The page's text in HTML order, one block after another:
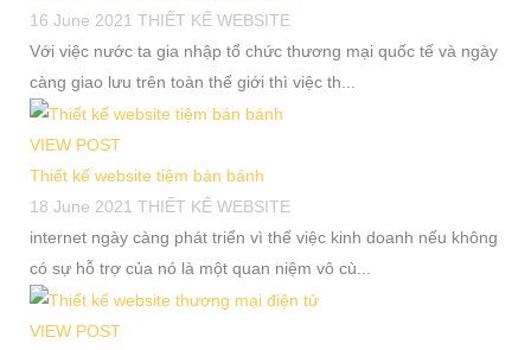
16 June 2021 THIẾT KẾ WEBSITE
Với việc nước ta gia nhập tổ chức thương mại quốc tế và ngày
càng giao lưu trên toàn thế giới thì việc th...
VIEW POST
Thiết kế website tiệm bán bánh
18 June 2021 THIẾT KẾ WEBSITE
internet ngày càng phát triển vì thế việc kinh doanh nếu không
có sự hỗ trợ của nó là một quan niệm vô cù...
VIEW POST